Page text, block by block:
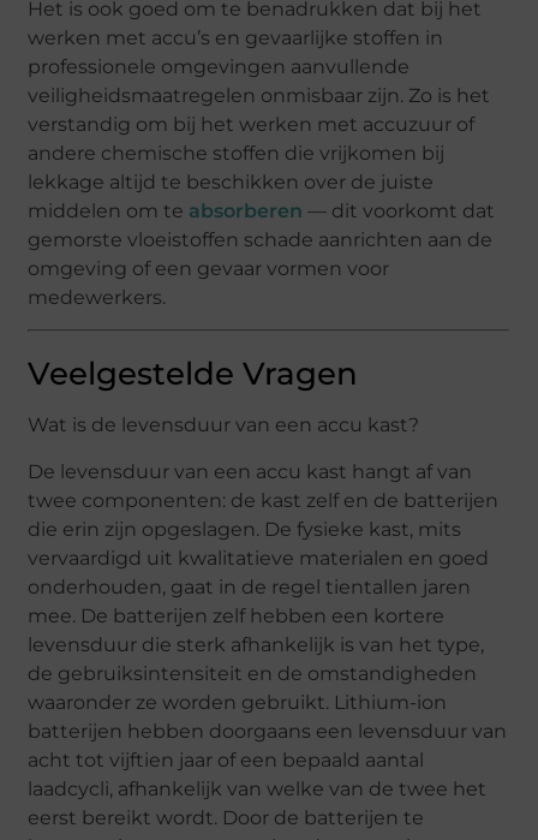
Het is ook goed om te benadrukken dat bij het
werken met accu’s en gevaarlijke stoffen in
professionele omgevingen aanvullende
veiligheidsmaatregelen onmisbaar zijn. Zo is het
verstandig om bij het werken met accuzuur of
andere chemische stoffen die vrijkomen bij
lekkage altijd te beschikken over de juiste
middelen om te absorberen — dit voorkomt dat
gemorste vloeistoffen schade aanrichten aan de
omgeving of een gevaar vormen voor
medewerkers.
Veelgestelde Vragen
Wat is de levensduur van een accu kast?
De levensduur van een accu kast hangt af van
twee componenten: de kast zelf en de batterijen
die erin zijn opgeslagen. De fysieke kast, mits
vervaardigd uit kwalitatieve materialen en goed
onderhouden, gaat in de regel tientallen jaren
mee. De batterijen zelf hebben een kortere
levensduur die sterk afhankelijk is van het type,
de gebruiksintensiteit en de omstandigheden
waaronder ze worden gebruikt. Lithium-ion
batterijen hebben doorgaans een levensduur van
acht tot vijftien jaar of een bepaald aantal
laadcycli, afhankelijk van welke van de twee het
eerst bereikt wordt. Door de batterijen te